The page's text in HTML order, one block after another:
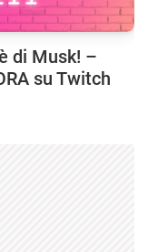
di Musk! –
su Twitch